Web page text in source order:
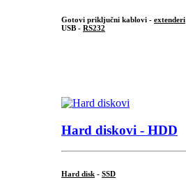
Gotovi priključni kablovi - extenderi
USB - RS232
Hard diskovi - HDD
Hard disk - SSD